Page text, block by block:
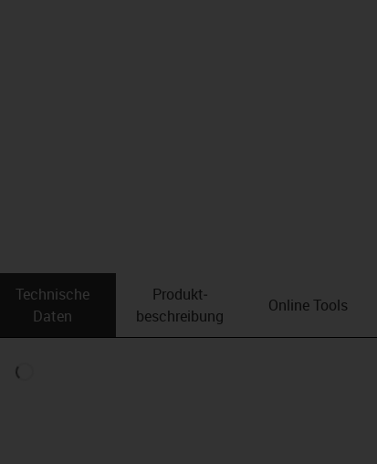
Technische
Daten
Produkt­
beschreibung
Online Tools